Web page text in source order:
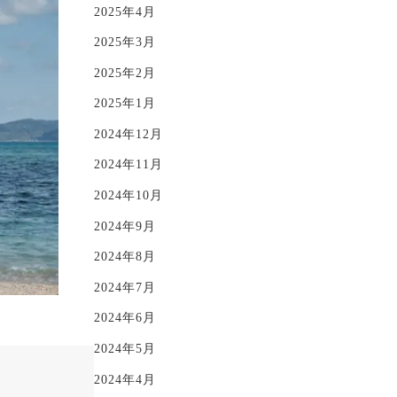
2025年4月
2025年3月
2025年2月
2025年1月
2024年12月
2024年11月
2024年10月
2024年9月
2024年8月
2024年7月
2024年6月
2024年5月
2024年4月